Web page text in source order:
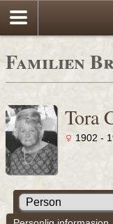
Familien
Tora
1902 -